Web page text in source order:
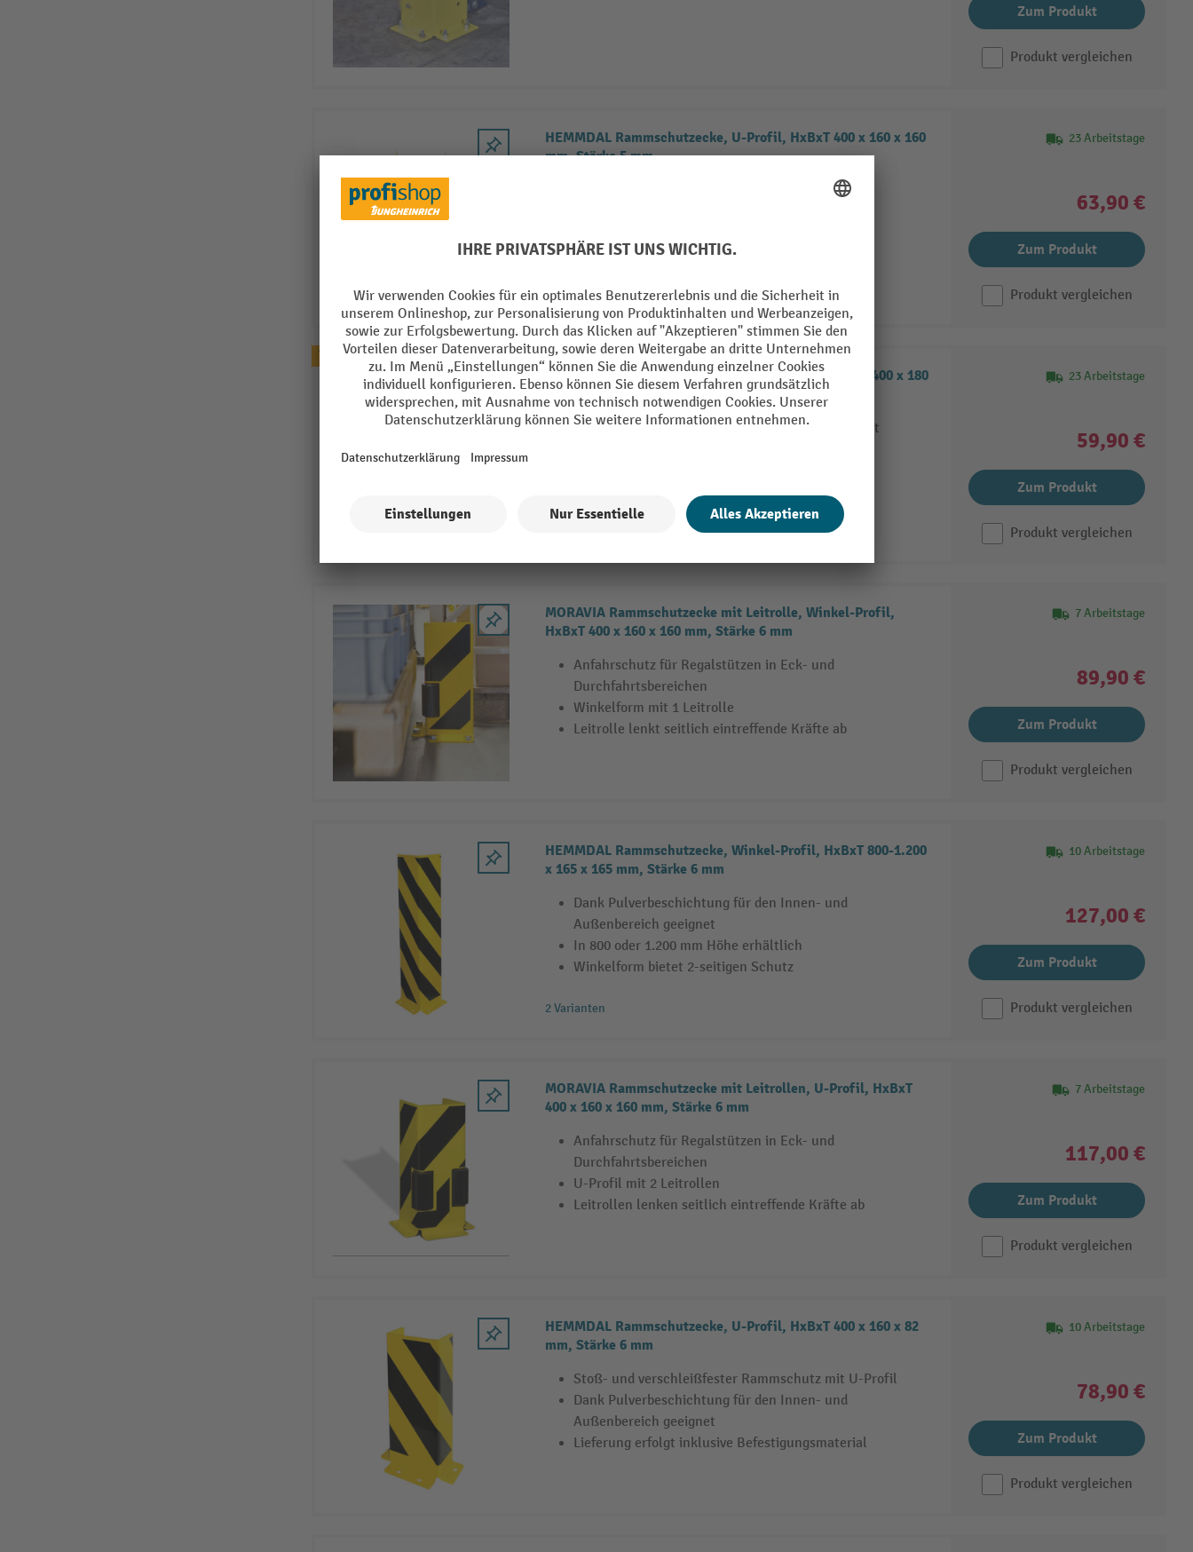
Zum Produkt
Produkt vergleichen
HEMMDAL Rammschutzecke, U-Profil, HxBxT 400 x 160 x 160
mm, Stärke 5 mm
23 Arbeitstage
63,90 €
Zum Produkt
Produkt vergleichen
Topseller
Steinbock® Rammschutzecke, Winkel-Profil, HxBxT 400 x 180
x 180 mm, Stärke 5 mm
Robust durch 5 mm Stahlblech, pulverbeschichtet
23 Arbeitstage
59,90 €
Zum Produkt
Produkt vergleichen
MORAVIA Rammschutzecke mit Leitrolle, Winkel-Profil,
HxBxT 400 x 160 x 160 mm, Stärke 6 mm
Anfahrschutz für Regalstützen in Eck- und
Durchfahrtsbereichen
Winkelform mit 1 Leitrolle
Leitrolle lenkt seitlich eintreffende Kräfte ab
7 Arbeitstage
89,90 €
Zum Produkt
Produkt vergleichen
HEMMDAL Rammschutzecke, Winkel-Profil, HxBxT 800-1.200
x 165 x 165 mm, Stärke 6 mm
Dank Pulverbeschichtung für den Innen- und
Außenbereich geeignet
In 800 oder 1.200 mm Höhe erhältlich
Winkelform bietet 2-seitigen Schutz
2 Varianten
10 Arbeitstage
127,00 €
Zum Produkt
Produkt vergleichen
MORAVIA Rammschutzecke mit Leitrollen, U-Profil, HxBxT
400 x 160 x 160 mm, Stärke 6 mm
Anfahrschutz für Regalstützen in Eck- und
Durchfahrtsbereichen
U-Profil mit 2 Leitrollen
Leitrollen lenken seitlich eintreffende Kräfte ab
7 Arbeitstage
117,00 €
Zum Produkt
Produkt vergleichen
HEMMDAL Rammschutzecke, U-Profil, HxBxT 400 x 160 x 82
mm, Stärke 6 mm
Stoß- und verschleißfester Rammschutz mit U-Profil
Dank Pulverbeschichtung für den Innen- und
Außenbereich geeignet
Lieferung erfolgt inklusive Befestigungsmaterial
10 Arbeitstage
78,90 €
Zum Produkt
Produkt vergleichen